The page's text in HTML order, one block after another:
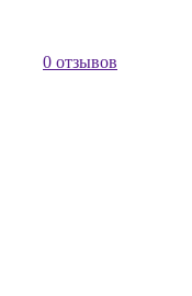
0 отзывов